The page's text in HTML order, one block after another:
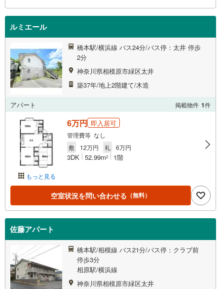
ルミエール
橋本駅/横浜線 バス24分/バス停：太井 停歩
2分
神奈川県相模原市緑区太井
築37年/地上2階建て/木造
アパート 掲載物件 1件
もっと見る
6万円 即入居可
管理費等 なし
敷
12万円 礼 6万円
3DK 52.99m2 1階
空室状況を問い合わせる （無料）
佐藤アパート
橋本駅/相模線 バス21分/バス停：クラブ前
停歩3分
相原駅/横浜線
神奈川県相模原市緑区太井